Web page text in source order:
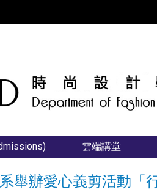
雲端講堂
舉辦愛心義剪活動「